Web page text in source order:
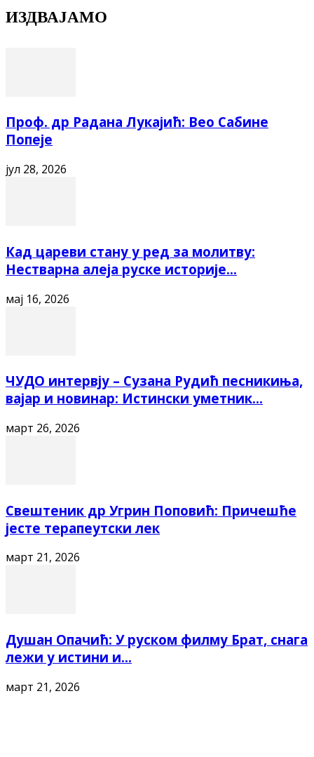
ИЗДВАЈАМО
Проф. др Радана Лукајић: Вео Сабине
Попеје
јул 28, 2026
Кад цареви стану у ред за молитву:
Нестварна алеја руске историје...
мај 16, 2026
ЧУДО интервју – Сузана Рудић песникиња,
вајар и новинар: Истински уметник...
март 26, 2026
Свештеник др Угрин Поповић: Причешће
јесте терапеутски лек
март 21, 2026
Душан Опачић: У руском филму Брат, снага
лежи у истини и...
март 21, 2026